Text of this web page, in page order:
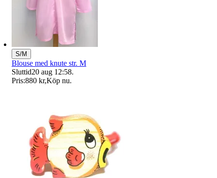
S/M
Blouse med knute str. M
Sluttid20 aug 12:58.
Pris:880 kr,Köp nu.